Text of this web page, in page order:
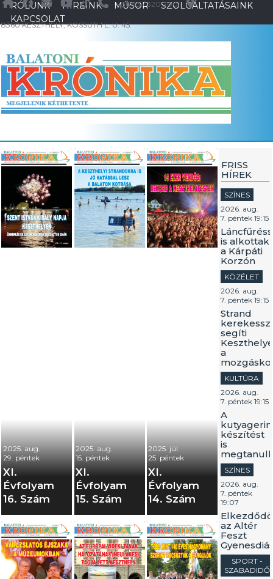
RÓLUNK HÍREINK MŰSOR
SZOLGÁLTATÁSAINK
KAPCSOLAT
+36 83 / 320 200
8360 KESZTHELY, KOSSUTH L. U. 45.
2025. aug.
29. péntek
XI.
Évfolyam
16. Szám
2025. aug.
15. péntek
XI.
Évfolyam
15. Szám
2025. júl.
25. péntek
XI.
Évfolyam
14. Szám
FRISS
HÍREK
SZÍNES
2026. aug.
7. péntek 19:15
is alkottak
a Kárpáti
Korzón
KÖZÉLET
2026. aug.
7. péntek 19:15
Strand
segíti
a
KULTÚRA
2026. aug.
7. péntek 19:15
A
készítést
is
SZÍNES
2026. aug.
7. péntek
19:07
az Altér
Feszt
SPORT -
SZABADIDŐ